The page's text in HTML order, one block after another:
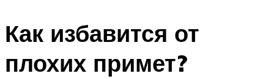
Как избавится от
плохих примет?